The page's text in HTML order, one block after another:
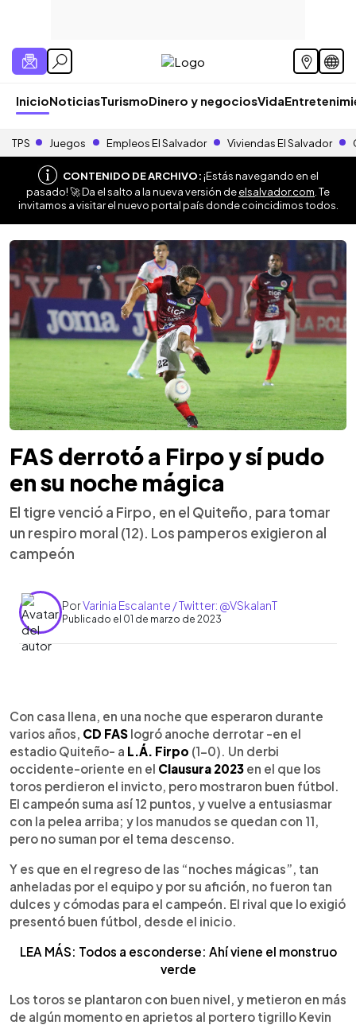
InicioNoticiasTurismoDinero y negociosVida
TPS Juegos Empleos El Salvador Viviendas El Salvador
CONTENIDO DE ARCHIVO:¡Estás navegando en el
pasado! 🚀 Da el salto a la nueva versión deelsalvador.com . Te
invitamos a visitar el nuevo portal país donde coincidimos todos.
FAS derrotó a Firpo y sí pudo
en su noche mágica
El tigre venció a Firpo, en el Quiteño, para tomar
un respiro moral (12). Los pamperos exigieron al
campeón
PorVarinia Escalante / Twitter: @VSkalanT
Publicado el 01 de marzo de 2023
Escuchar artículo
Con casa llena, en una noche que esperaron durante
varios años, CD FAS logró anoche derrotar -en el
estadio Quiteño- a L.Á. Firpo (1-0). Un derbi
occidente-oriente en el Clausura 2023 en el que los
toros perdieron el invicto, pero mostraron buen fútbol.
El campeón suma así 12 puntos, y vuelve a entusiasmar
con la pelea arriba; y los manudos se quedan con 11,
pero no suman por el tema descenso.
Y es que en el regreso de las “noches mágicas”, tan
anheladas por el equipo y por su afición, no fueron tan
dulces y cómodas para el campeón. El rival que lo exigió
presentó buen fútbol, desde el inicio.
LEA MÁS: Todos a esconderse: Ahí viene el monstruo
verde
Los toros se plantaron con buen nivel, y metieron en más
de algún momento en aprietos al portero tigrillo Kevin